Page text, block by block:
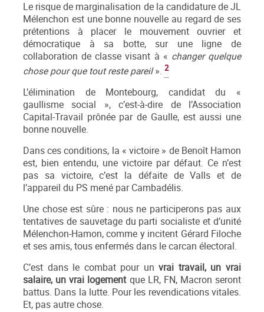
Le risque de marginalisation de la candidature de JL
Mélenchon est une bonne nouvelle au regard de ses
prétentions à placer le mouvement ouvrier et
démocratique à sa botte, sur une ligne de
collaboration de classe visant à « changer quelque
chose pour que tout reste pareil». 2
L’élimination de Montebourg, candidat du «
gaullisme social », c’est-à-dire de l’Association
Capital-Travail prônée par de Gaulle, est aussi une
bonne nouvelle.
Dans ces conditions, la « victoire » de Benoît Hamon
est, bien entendu, une victoire par défaut. Ce n’est
pas sa victoire, c’est la défaite de Valls et de
l’appareil du PS mené par Cambadélis.
Une chose est sûre : nous ne participerons pas aux
tentatives de sauvetage du parti socialiste et d’unité
Mélenchon-Hamon, comme y incitent Gérard Filoche
et ses amis, tous enfermés dans le carcan électoral.
C’est dans le combat pour unvrai travail, un vrai
salaire, un vrai logementque LR, FN, Macron seront
battus. Dans la lutte. Pour les revendications vitales.
Et, pas autre chose.